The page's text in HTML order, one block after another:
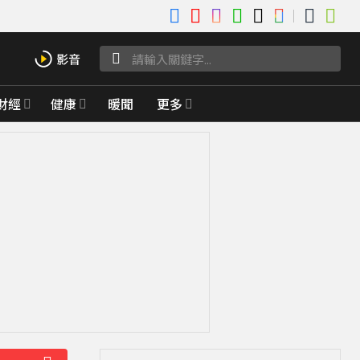
經 健康 暖聞 更多